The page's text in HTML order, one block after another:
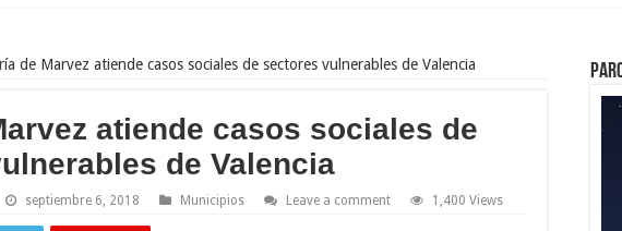
de Marvez atiende casos sociales de sectores vulnerables de Valencia
atiende casos sociales de
de Valencia
septiembre 6, 2018 Municipios Leave a comment 1,400 Views